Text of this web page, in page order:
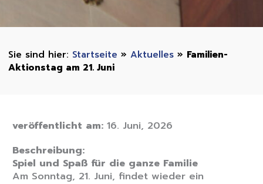
Startseite » Aktuelles» Familien-
Aktionstag am 21. Juni
veröffentlicht am:16. Juni, 2026
Beschreibung:
Spiel und Spaß für die ganze Familie
Am Sonntag, 21. Juni, findet wieder ein